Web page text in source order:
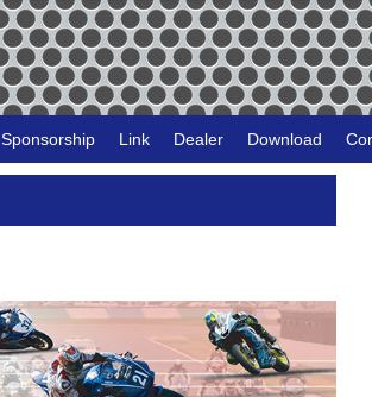
Sponsorship Link Dealer Download